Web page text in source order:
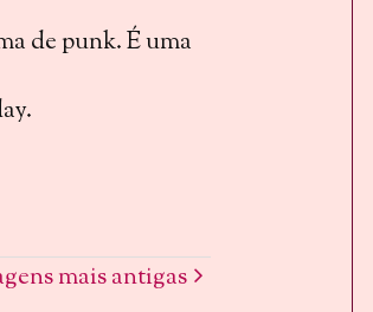
de punk. É uma
mais antigas